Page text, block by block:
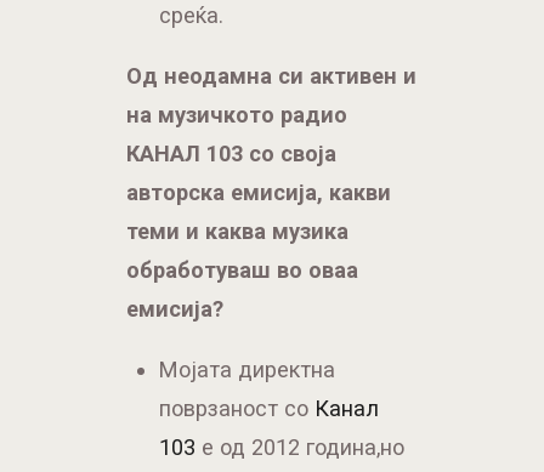
среќа.
Од неодамна си активен и
на музичкото радио
КАНАЛ 103 со своја
авторска емисија, какви
теми и каква музика
обработуваш во оваа
емисија?
Мојата директна
поврзаност со Канал
103 е од 2012 година,но